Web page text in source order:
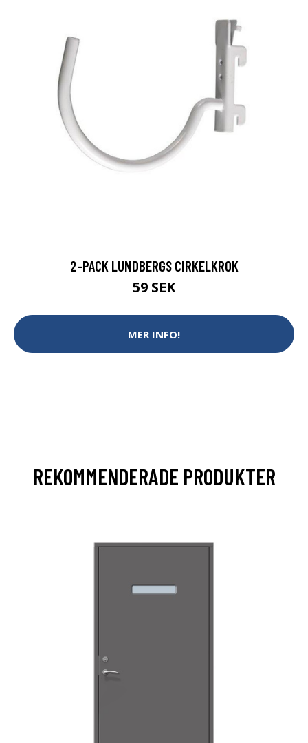
2-PACK LUNDBERGS CIRKELKROK
59 SEK
MER INFO!
REKOMMENDERADE PRODUKTER